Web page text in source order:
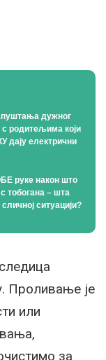
дужног
родитељима који
електрични
руке након што
с тобогана – шта
ситуацији?
Проливање је
или
за